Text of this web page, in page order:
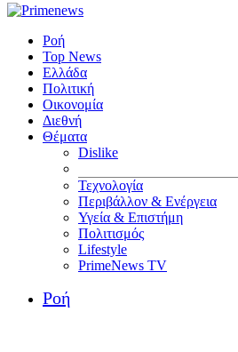
Ροή
Top News
Ελλάδα
Πολιτική
Οικονομία
Διεθνή
Θέματα
Dislike
Τεχνολογία
Περιβάλλον & Ενέργεια
Υγεία & Επιστήμη
Πολιτισμός
Lifestyle
PrimeNews TV
Ροή